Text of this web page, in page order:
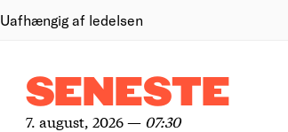
Uafhængig af ledelsen
SENESTE
7. august, 2026— 07:30